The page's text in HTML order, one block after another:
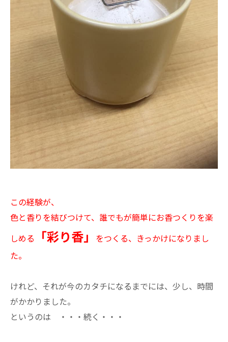
この経験が、
色と香りを結びつけて、 誰でもが簡単にお香つくりを楽
しめる
「彩り香」
をつくる、きっかけになりまし
た。
けれど、それが今のカタチになるまでには、少し、時間
がかかりました。
というのは
・・・続く・・・